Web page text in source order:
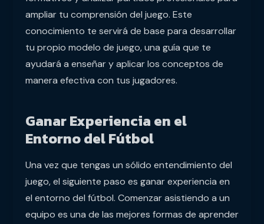
ampliar tu comprensión del juego. Este
conocimiento te servirá de base para desarrollar
tu propio modelo de juego, una guía que te
ayudará a enseñar y aplicar los conceptos de
manera efectiva con tus jugadores.
Ganar Experiencia en el
Entorno del Fútbol
Una vez que tengas un sólido entendimiento del
juego, el siguiente paso es ganar experiencia en
el entorno del fútbol. Comenzar asistiendo a un
equipo es una de las mejores formas de aprender